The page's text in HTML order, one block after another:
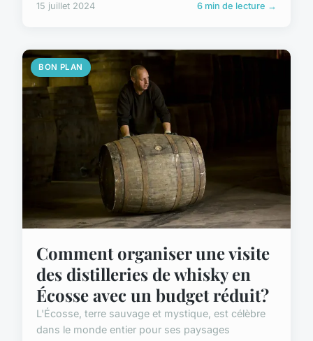
15 juillet 2024 6 min de lecture →
BON PLAN
Comment organiser une visite
des distilleries de whisky en
Écosse avec un budget réduit?
L'Écosse, terre sauvage et mystique, est célèbre
dans le monde entier pour ses paysages